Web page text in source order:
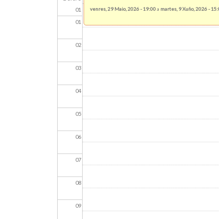
01
01
02
03
04
05
06
07
08
09
venres, 29 Maio, 2026 - 19:00a martes, 9 Xuño, 2026 -